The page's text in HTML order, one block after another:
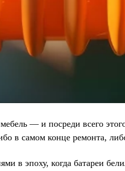
— и посреди всего
в самом конце ремонта,
в эпоху, когда батареи